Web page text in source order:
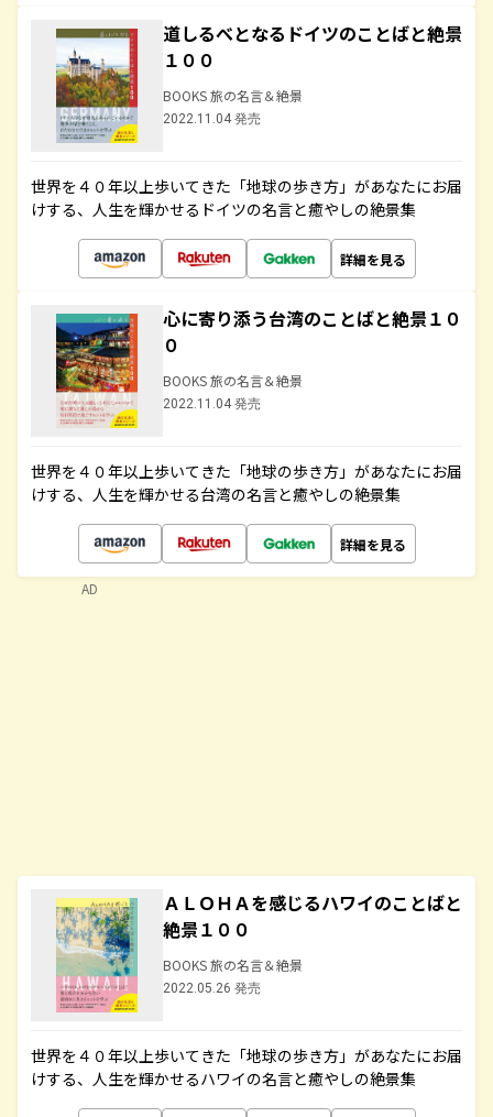
道しるべとなるドイツのことばと絶景
１００
BOOKS 旅の名言＆絶景
2022.11.04 発売
世界を４０年以上歩いてきた「地球の歩き方」があなたにお届
けする、人生を輝かせるドイツの名言と癒やしの絶景集
詳細を見る
心に寄り添う台湾のことばと絶景１０
０
BOOKS 旅の名言＆絶景
2022.11.04 発売
世界を４０年以上歩いてきた「地球の歩き方」があなたにお届
けする、人生を輝かせる台湾の名言と癒やしの絶景集
詳細を見る
ＡＬＯＨＡを感じるハワイのことばと
絶景１００
BOOKS 旅の名言＆絶景
2022.05.26 発売
世界を４０年以上歩いてきた「地球の歩き方」があなたにお届
けする、人生を輝かせるハワイの名言と癒やしの絶景集
AD